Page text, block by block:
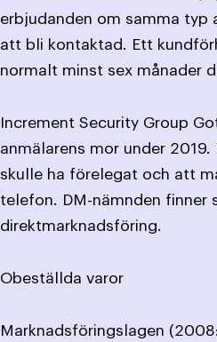
erbjudanden om samma typ
att bli kontaktad. Ett
normalt minst sex månader
Increment Security Group
anmälarens mor under
skulle ha förelegat och att
telefon. DM-nämnden finner
direktmarknadsföring.
Obeställda varor
Marknadsföringslagen